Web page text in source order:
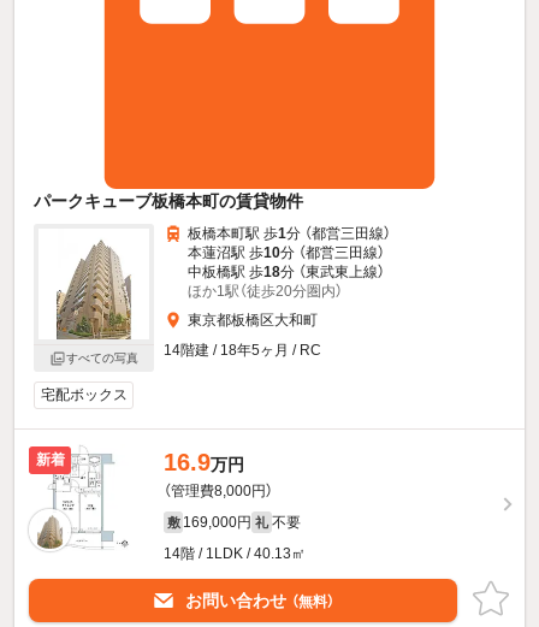
パークキューブ板橋本町の賃貸物件
すべての写真
板橋本町駅 歩1分 （都営三田線）
本蓮沼駅 歩10分 （都営三田線）
中板橋駅 歩18分 （東武東上線）
ほか1駅（徒歩20分圏内）
東京都板橋区大和町
14階建 / 18年5ヶ月 / RC
宅配ボックス
新着 16.9万円
（管理費8,000円）
敷 169,000円 礼 不要
14階 / 1LDK / 40.13㎡
お問い合わせ （無料）